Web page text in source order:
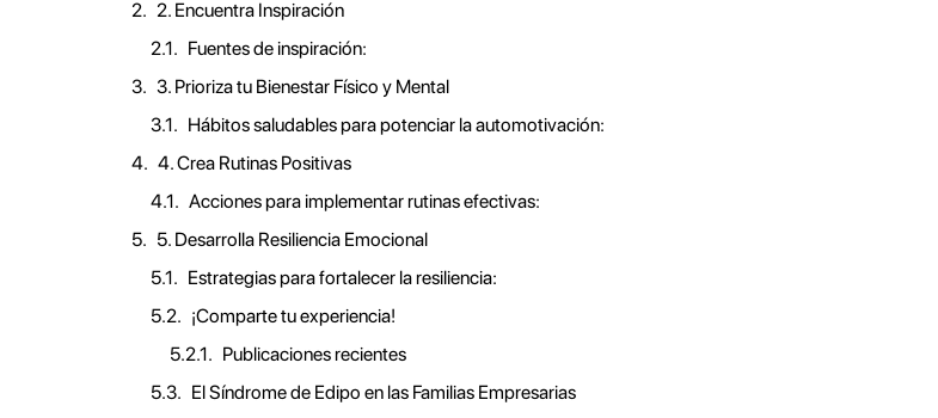
2. Encuentra Inspiración
Fuentes de inspiración:
3. Prioriza tu Bienestar Físico y Mental
Hábitos saludables para potenciar la automotivación:
4. Crea Rutinas Positivas
Acciones para implementar rutinas efectivas:
5. Desarrolla Resiliencia Emocional
Estrategias para fortalecer la resiliencia:
¡Comparte tu experiencia!
Publicaciones recientes
El Síndrome de Edipo en las Familias Empresarias